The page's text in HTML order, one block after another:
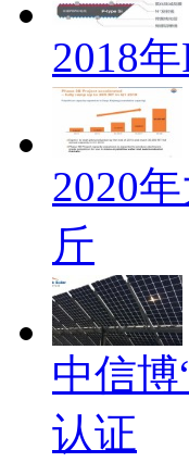
2018
2020
斤
中信
认证